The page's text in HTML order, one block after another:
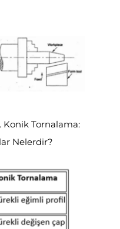
Konik Tornalama:
Nelerdir?